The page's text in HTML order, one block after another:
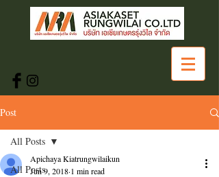
Post
All Posts
All Posts
Apichaya Kiatrungwilaikun
Jun 9, 2018 1 min read